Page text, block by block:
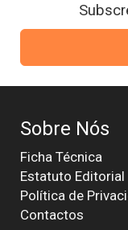
Sobre Nós
Ficha Técnica
Estatuto Editorial
Política de
Contactos